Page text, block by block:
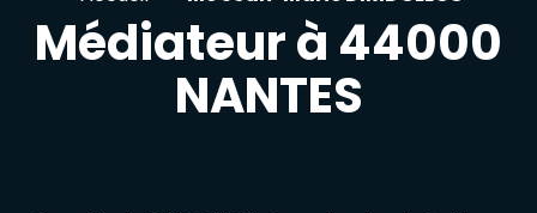
Médiateur à 44000
NANTES